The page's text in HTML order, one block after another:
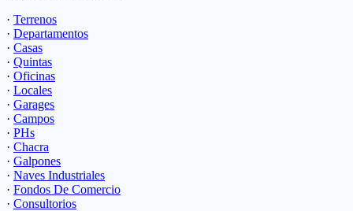
· Terrenos
· Departamentos
· Casas
· Quintas
· Oficinas
· Locales
· Garages
· Campos
· PHs
· Chacra
· Galpones
· Naves Industriales
· Fondos De Comercio
· Consultorios